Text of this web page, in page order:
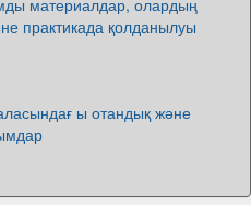
материалдар, олардың
практикада қолданылуы
ы отандық және